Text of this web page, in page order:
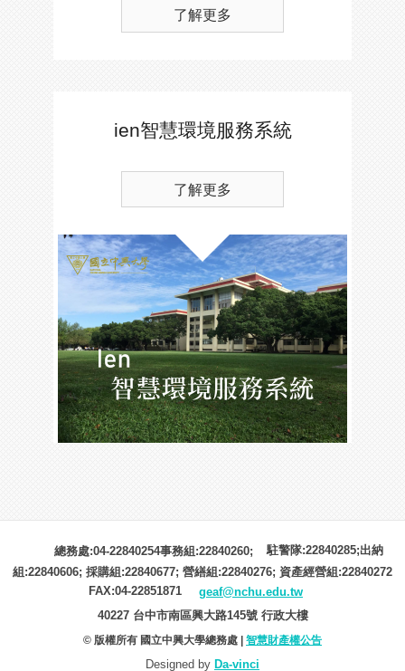
了解更多
ien智慧環境服務系統
了解更多
總務處:04-22840254事務組:22840260;
駐警隊:22840285;出納
組:22840606; 採購組:22840677; 營繕組:22840276; 資產經營組:22840272
FAX:04-22851871
geaf@nchu.edu.tw
40227 台中市南區興大路145號 行政大樓
© 版權所有 國立中興大學總務處 | 智慧財產權公告
Designed by Da-vinci